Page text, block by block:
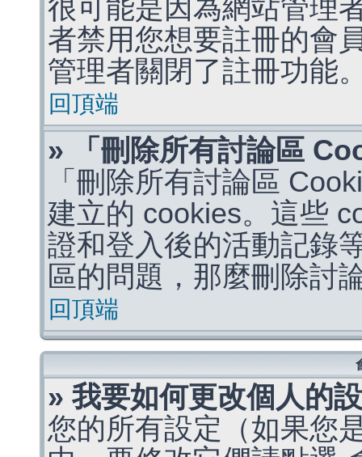
很可能是因為網站管理
者禁用您想要註冊的會
管理者關閉了註冊功能
回頂端
» 「刪除所有討論區
「刪除所有討論區
建立的 cookies。這些
證和登入後的活動記錄
區的問題，那麼刪除討
回頂端
» 我要如何更改個人的
您的所有設定（如果您